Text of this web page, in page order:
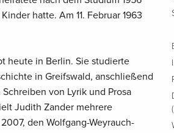
hatte. Am 11. Februar 1963
heute in Berlin. Sie studierte
in Greifswald, anschließend
von Lyrik und Prosa
Judith Zander mehrere
den Wolfgang-Weyrauch-